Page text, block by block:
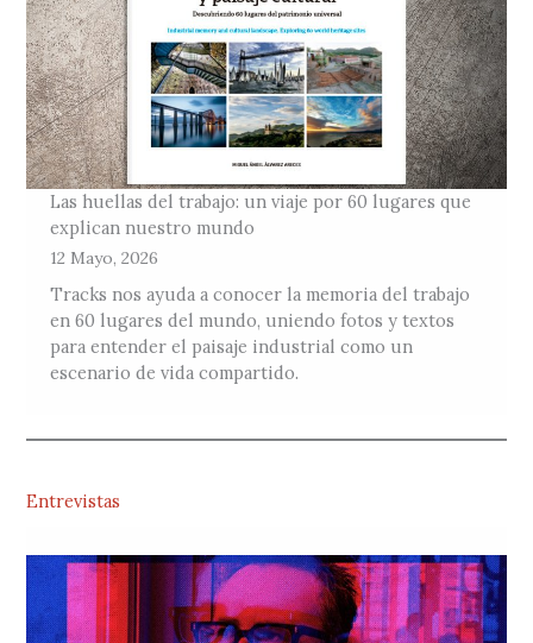
Las huellas del trabajo: un viaje por 60 lugares que
explican nuestro mundo
12 Mayo, 2026
Tracks nos ayuda a conocer la memoria del trabajo
en 60 lugares del mundo, uniendo fotos y textos
para entender el paisaje industrial como un
escenario de vida compartido.
Entrevistas